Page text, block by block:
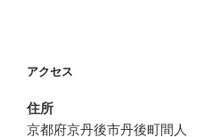
ン
アクセス
住所
京都府京丹後市丹後町間人